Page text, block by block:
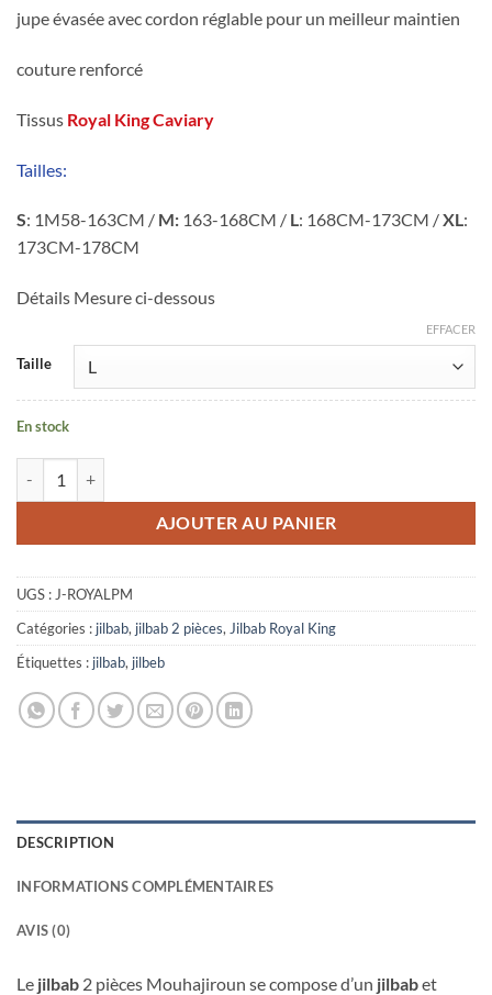
jupe évasée avec cordon réglable pour un meilleur maintien
couture renforcé
Tissus Royal King Caviary
Tailles:
S: 1M58-163CM / M: 163-168CM / L: 168CM-173CM /XL:
173CM-178CM
Détails Mesure ci-dessous
Taille
EFFACER
En stock
AJOUTER AU PANIER
UGS : J-ROYALPM
Catégories : jilbab, jilbab 2 pièces, Jilbab Royal King
Étiquettes : jilbab, jilbeb
DESCRIPTION
INFORMATIONS COMPLÉMENTAIRES
AVIS (0)
Le jilbab 2 pièces Mouhajiroun se compose d’un jilbabet